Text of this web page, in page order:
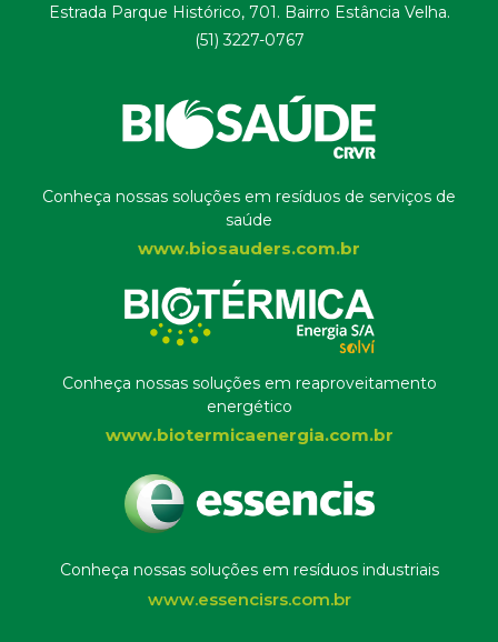
Estrada Parque Histórico, 701. Bairro Estância Velha.
(51) 3227-0767
Conheça nossas soluções em resíduos de serviços de
saúde
www.biosauders.com.br
Conheça nossas soluções em reaproveitamento
energético
www.biotermicaenergia.com.br
Conheça nossas soluções em resíduos industriais
www.essencisrs.com.br